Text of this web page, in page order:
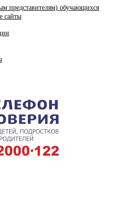
представителям) обучающихся
сайты